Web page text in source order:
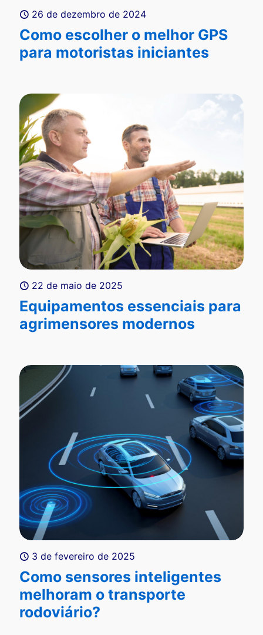
26 de dezembro de 2024
Como escolher o melhor GPS
para motoristas iniciantes
22 de maio de 2025
Equipamentos essenciais para
agrimensores modernos
3 de fevereiro de 2025
Como sensores inteligentes
melhoram o transporte
rodoviário?